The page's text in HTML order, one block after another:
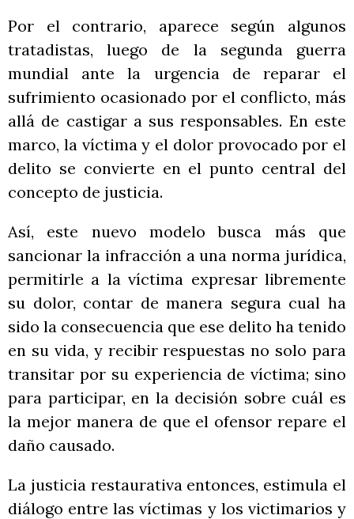
Por el contrario, aparece según algunos
tratadistas, luego de la segunda guerra
mundial ante la urgencia de reparar el
sufrimiento ocasionado por el conflicto, más
allá de castigar a sus responsables. En este
marco, la víctima y el dolor provocado por el
delito se convierte en el punto central del
concepto de justicia.
Así, este nuevo modelo busca más que
sancionar la infracción a una norma jurídica,
permitirle a la víctima expresar libremente
su dolor, contar de manera segura cual ha
sido la consecuencia que ese delito ha tenido
en su vida, y recibir respuestas no solo para
transitar por su experiencia de víctima; sino
para participar, en la decisión sobre cuál es
la mejor manera de que el ofensor repare el
daño causado.
La justicia restaurativa entonces, estimula el
diálogo entre las víctimas y los victimarios y